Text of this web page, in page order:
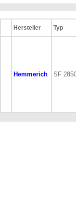
Hersteller Typ
Hemmerich SF